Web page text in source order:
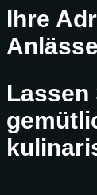
Ihre
Anlässe
Lassen